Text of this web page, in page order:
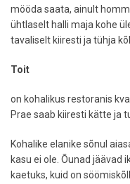
mööda saata, ainult
ühtlaselt halli maja kohe
tavaliselt kiiresti ja tühja
Toit
on kohalikus restoranis
Prae saab kiiresti kätte ja
Kohalike elanike sõnul
kasu ei ole. Õunad jäävad
kaetuks, kuid on